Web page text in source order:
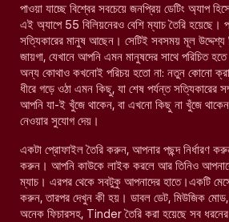
পাওয়া যাচ্ছে বিশ্বের সবচেয়ে জনপ্রিয় ডেটিং অ্যাপ
এই অ্যাপে 55 বিলিয়নেরও বেশি ম্যাচ তৈরি হয়েছে।
সত্যিকারের মানুষ আছেন। সেটিই সবসময় মূল
জায়গা, যেখানে আপনি এমন মানুষদের সাথে পরিচিত
অন্য কোথাও কখনোই পরিচয় হতো না: নতুন কোনো ক্রাশ,
ধীরে গড়ে ওঠা এমন কিছু, যা শেষ পর্যন্ত সত্যিকারের
আপনি যা-ই খুঁজে থাকেন, বা এখনো কিছু না খুঁজে
নেওয়ার সুযোগ দেয়।
একটা প্রোফাইল তৈরি করুন, আপনার পছন্দ নির্ধারণ
করুন। আপনি কাউকে লাইক করলে আর তিনিও
ম্যাচ। এরপর থেকে সবটুকু আপনাদের হাতে।একটি
করুন, তারপর দেখুন কী হয়। ডাবল ডেট, মিউজিক
অনেক ফিচারসহ, Tinder তৈরি করা হয়েছে সব